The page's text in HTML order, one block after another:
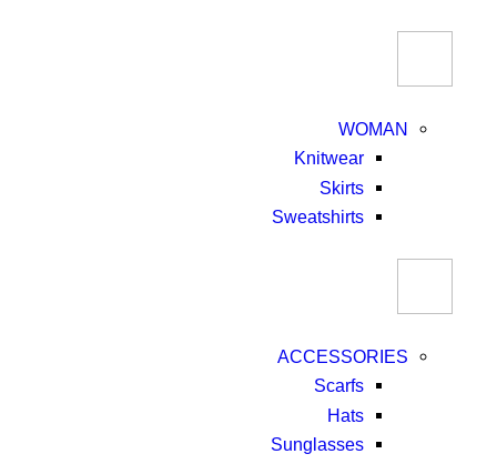
WOMAN
Knitwear
Skirts
Sweatshirts
ACCESSORIES
Scarfs
Hats
Sunglasses